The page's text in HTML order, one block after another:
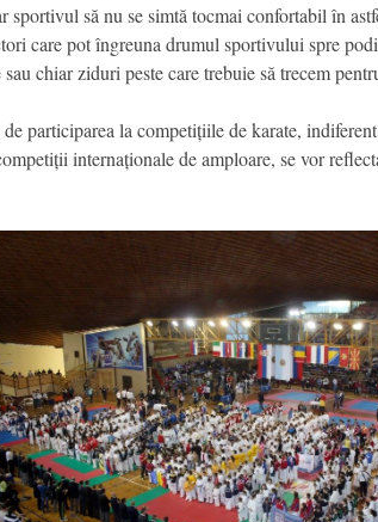
sportivul să nu se simtă tocmai confortabil în
care pot îngreuna drumul sportivului spre
chiar ziduri peste care trebuie să trecem
participarea la competițiile de karate,
internaționale de amploare, se vor